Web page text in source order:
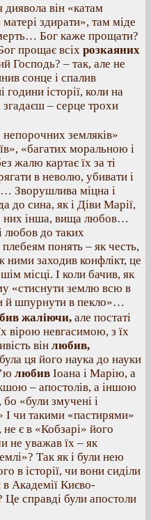
диявола він «катам
здирати», там міде
Бог каже прощати?
прощає всіх розкаяних
Господь? – так, але не
сонце і спалив
історії, коли на
– серце трохи
земляків»
«багатих моральною і
жалю картає їх за ті
в неволю, убивати і
Зворушлива міцна і
до сина, як і Діви Марії,
них інша, вища любов…
любов до таких
понять – як честь,
ними заходив конфлікт, це
місці. І коли бачив, як
«стиснути землю всю в
й шпурнути в пекло»…
жаліючи, але постаті
вірою невгасимою, з їх
він любив,
ця його наука до науки
любив Іоана і Марію, а
– апостолів, а іншою
«були змучені і
І чи такими «пастирями»
є в «Кобзарі» його
не уважав їх – як
Так як і були нею
в історії, чи вони сиділи
Академії Києво-
справді були апостоли